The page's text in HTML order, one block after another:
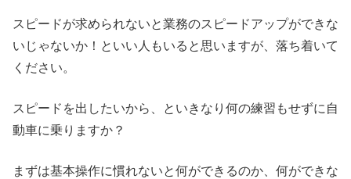
スピードが求められないと業務のスピードアップができな
いじゃないか！といい人もいると思いますが、落ち着いて
ください。
スピードを出したいから、といきなり何の練習もせずに自
動車に乗りますか？
まずは基本操作に慣れないと何ができるのか、何ができな